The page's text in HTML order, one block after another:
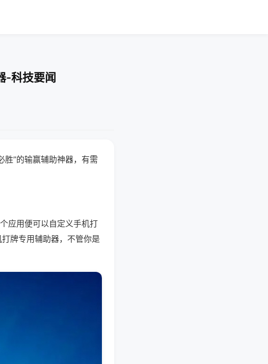
-科技要闻
胜”的输赢辅助神器，有需
应用便可以自定义手机打
牌专用辅助器，不管你是